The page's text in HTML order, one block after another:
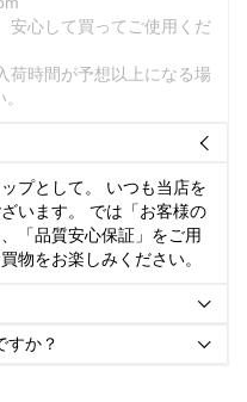
安心して買ってご使用くだ
荷時間が予想以上になる場

プとして。 いつも当店を
います。 では「お客様の
「品質安心保証」をご用
物をお楽しみください。

すか？ 